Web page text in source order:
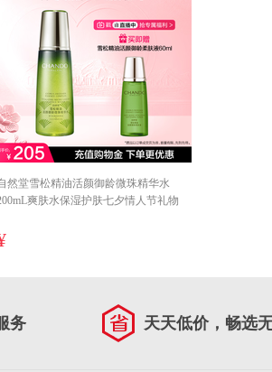
然堂雪松精油活颜御龄微珠精华水
爽肤水保湿护肤七夕情人节礼物
务 天天低价，畅选